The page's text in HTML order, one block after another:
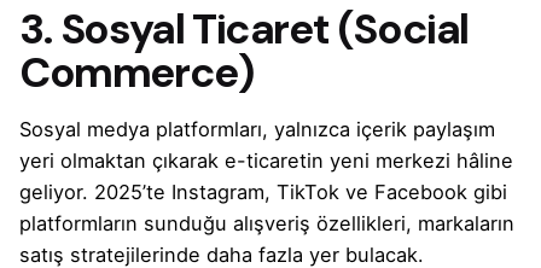
3. Sosyal Ticaret (Social
Commerce)
Sosyal medya platformları, yalnızca içerik paylaşım
yeri olmaktan çıkarak e-ticaretin yeni merkezi hâline
geliyor. 2025’te Instagram, TikTok ve Facebook gibi
platformların sunduğu alışveriş özellikleri, markaların
satış stratejilerinde daha fazla yer bulacak.